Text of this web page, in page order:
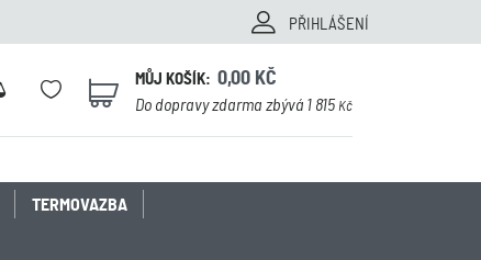
PŘIHLÁŠENÍ
0
MŮJ KOŠÍK: 0,00 KČ
Do dopravy zdarma zbývá 1 815Kč
TERMOVAZBA